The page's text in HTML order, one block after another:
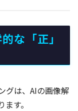
な「正」
グは、AIの画像解
す。